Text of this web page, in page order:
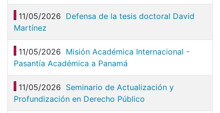
11/05/2026 Defensa de la tesis doctoral David
Martínez
11/05/2026 Misión Académica Internacional -
Pasantía Académica a Panamá
11/05/2026 Seminario de Actualización y
Profundización en Derecho Público